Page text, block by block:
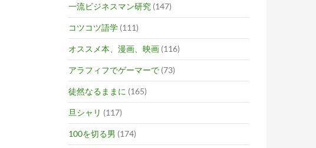
一流ビジネスマン研究 (147)
コツコツ語学 (111)
オススメ本、漫画、映画 (116)
アラフィフでゲーマーで (73)
徒然なるままに (165)
旦シャリ (117)
100を切る男 (174)